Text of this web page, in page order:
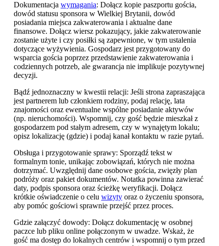
Dokumentacja wymagania: Dołącz kopie paszportu gościa,
dowód statusu sponsora w Wielkiej Brytanii, dowód
posiadania miejsca zakwaterowania i aktualne dane
finansowe. Dołącz wiersz pokazujący, jakie zakwaterowanie
zostanie użyte i czy posiłki są zapewnione, w tym ustalenia
dotyczące wyżywienia. Gospodarz jest przygotowany do
wsparcia gościa poprzez przedstawienie zakwaterowania i
codziennych potrzeb, ale gwarancja nie implikuje pozytywnej
decyzji.
Bądź jednoznaczny w kwestii relacji: Jeśli strona zapraszająca
jest partnerem lub członkiem rodziny, podaj relację, lata
znajomości oraz ewentualne wspólne posiadanie aktywów
(np. nieruchomości). Wspomnij, czy gość będzie mieszkał z
gospodarzem pod stałym adresem, czy w wynajętym lokalu;
opisz lokalizację (gdzie) i podaj kanał kontaktu w razie pytań.
Obsługa i przygotowanie sprawy: Sporządź tekst w
formalnym tonie, unikając zobowiązań, których nie można
dotrzymać. Uwzględnij dane osobowe gościa, zwięzły plan
podróży oraz pakiet dokumentów. Notatka powinna zawierać
daty, podpis sponsora oraz ścieżkę weryfikacji. Dołącz
krótkie oświadczenie o celu wizyty oraz o życzeniu sponsora,
aby pomóc gościowi sprawnie przejść przez proces.
Gdzie załączyć dowody: Dołącz dokumentację w osobnej
paczce lub pliku online połączonym w uwadze. Wskaż, że
gość ma dostęp do lokalnych centrów i wspomnij o tym przed